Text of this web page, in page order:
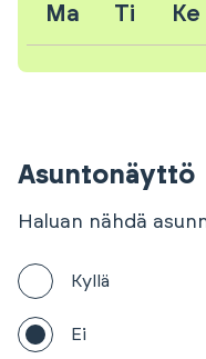
Ma Ti Ke
Asuntonäyttö
Haluan nähdä
Kyllä
Ei